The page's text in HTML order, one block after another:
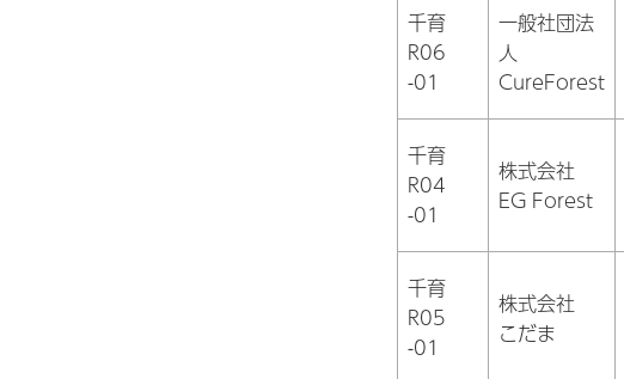
千育
R06
-01
一般社団法
人
CureForest
千育
R04
-01
株式会社
EG Forest
千育
R05
-01
株式会社
こだま